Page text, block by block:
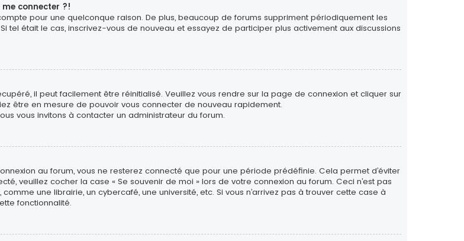
connecter ?!
pour une quelconque raison. De plus, beaucoup de forums suppriment périodiquement les
tel était le cas, inscrivez-vous de nouveau et essayez de participer plus activement aux discussions
il peut facilement être réinitialisé. Veuillez vous rendre sur la page de connexion et cliquer sur
être en mesure de pouvoir vous connecter de nouveau rapidement.
vous invitons à contacter un administrateur du forum.
au forum, vous ne resterez connecté que pour une période prédéfinie. Cela permet d’éviter
veuillez cocher la case « Se souvenir de moi » lors de votre connexion au forum. Ceci n’est pas
une librairie, un cybercafé, une université, etc. Si vous n’arrivez pas à trouver cette case à
fonctionnalité.